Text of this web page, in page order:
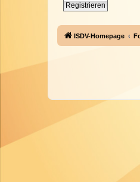
Registrieren
ISDV-Homepage